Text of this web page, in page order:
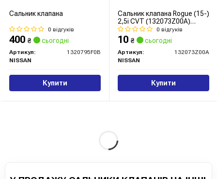
Сальник клапана
0 відгуків
400 ₴ сьогодні
Артикул:
1320795F0B
NISSAN
Купити
Сальник клапана Rogue (15-)
2,5i CVT (132073Z00A)
Nissan
0 відгуків
10 ₴ сьогодні
Артикул:
132073Z00A
NISSAN
Купити